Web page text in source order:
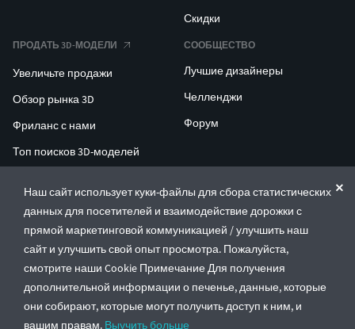
Наш сайт использует куки-файлы для сбора статистических
данных для посетителей и взаимодействие дорожки с
прямой маркетинговой коммуникацией / улучшить наш
сайт и улучшить свой опыт просмотра. Пожалуйста,
смотрите наши Cookie Примечание Для получения
дополнительной информации о печенье, данные, которые
они собирают, которые могут получить доступ к ним, и
вашим правам. Выучить больше
Скидки
ПРОДАТЬ 3D-МОДЕЛИ
Увеличьте продажи
Обзор рынка 3D
Фриланс с нами
Топ поисков 3D-моделей
СООБЩЕСТВО
Лучшие дизайнеры
Челленджи
Форум
ENTERPRISE 3D AT SCALE
© CGTrader 2011-2026
UAB CGTrader, Antakalnio st. 17, Vilnius, Lithuania
Правила и условияПолитика конфиденциальности
🇷🇺 Русский